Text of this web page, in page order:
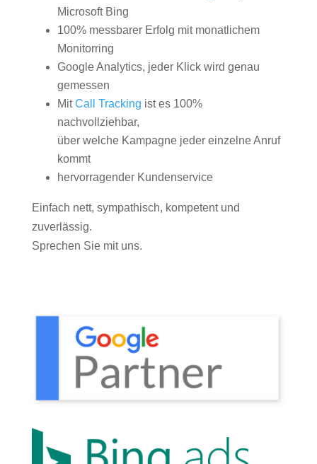
Microsoft Bing
100% messbarer Erfolg mit monatlichem
Monitorring
Google Analytics, jeder Klick wird genau
gemessen
MitCall Tracking ist es 100%
nachvollziehbar,
über welche Kampagne jeder einzelne Anruf
kommt
hervorragender Kundenservice
Einfach nett, sympathisch, kompetent und
zuverlässig.
Sprechen Sie mit uns.